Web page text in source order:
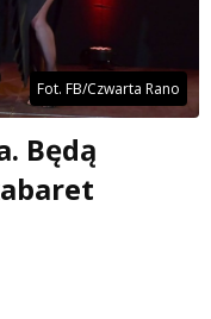
Fot. FB/Czwarta Rano
Będą